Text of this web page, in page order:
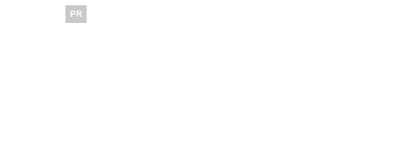
PR